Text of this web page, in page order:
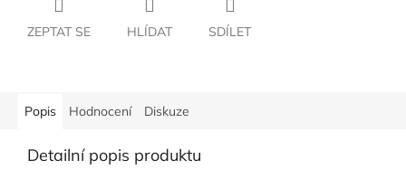
ZEPTAT SE HLÍDAT SDÍLET
Popis Hodnocení Diskuze
Detailní popis produktu